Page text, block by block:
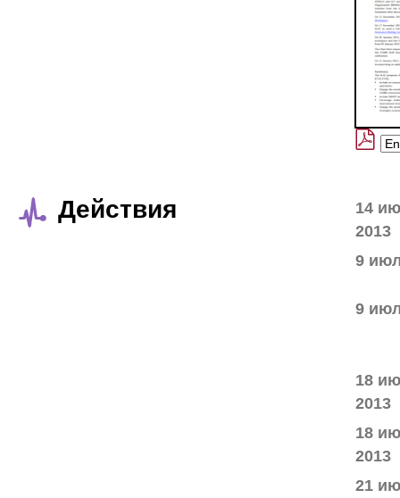
Действия
14
2013
9
9
18
2013
18
2013
21